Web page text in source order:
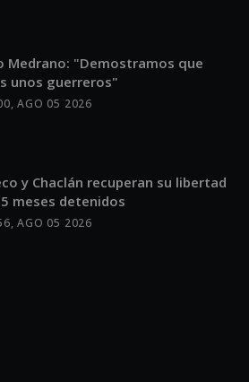
Medrano: "Demostramos que
unos guerreros"
AGO 05 2026
y Chaclán recuperan su libertad
meses detenidos
AGO 05 2026